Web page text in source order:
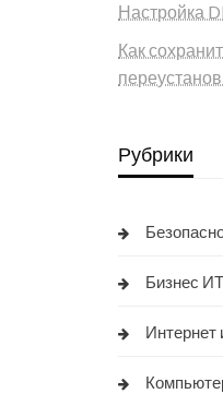
Настройка
Как
Рубрики
Бизнес ИТ
Интернет